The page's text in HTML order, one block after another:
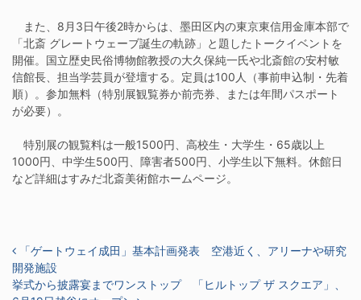
また、8月3日午後2時からは、墨田区内の東京東信用金庫本部で
「北斎 グレートウェーブ誕生の軌跡」と題したトークイベントを
開催。国立歴史民俗博物館教授の大久保純一氏や北斎館の安村敏
信館長、担当学芸員が登壇する。定員は100人（事前申込制・先着
順）。参加無料（特別展観覧券か前売券、または年間パスポート
が必要）。
特別展の観覧料は一般1500円、高校生・大学生・65歳以上
1000円、中学生500円、障害者500円、小学生以下無料。休館日
など詳細はすみだ北斎美術館ホームページ。
投稿ナビゲーション
「ゲートウェイ成田」基本計画発表 空港近く、アリーナや研究
開発施設
挙式から披露宴までワンストップ 「ヒルトップ ザ スクエア」、